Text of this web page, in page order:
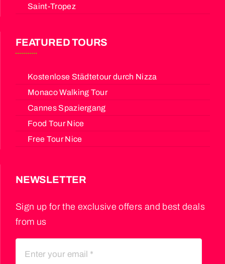
Saint-Tropez
FEATURED TOURS
Kostenlose Städtetour durch Nizza
Monaco Walking Tour
Cannes Spaziergang
Food Tour Nice
Free Tour Nice
NEWSLETTER
Sign up for the exclusive offers and best deals
from us